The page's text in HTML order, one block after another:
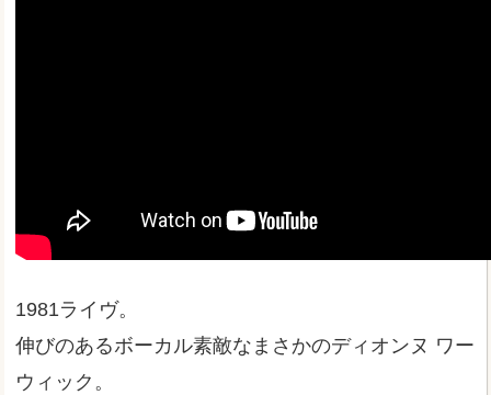
1981ライヴ。
伸びのあるボーカル素敵なまさかのディオンヌ ワー
ウィック。